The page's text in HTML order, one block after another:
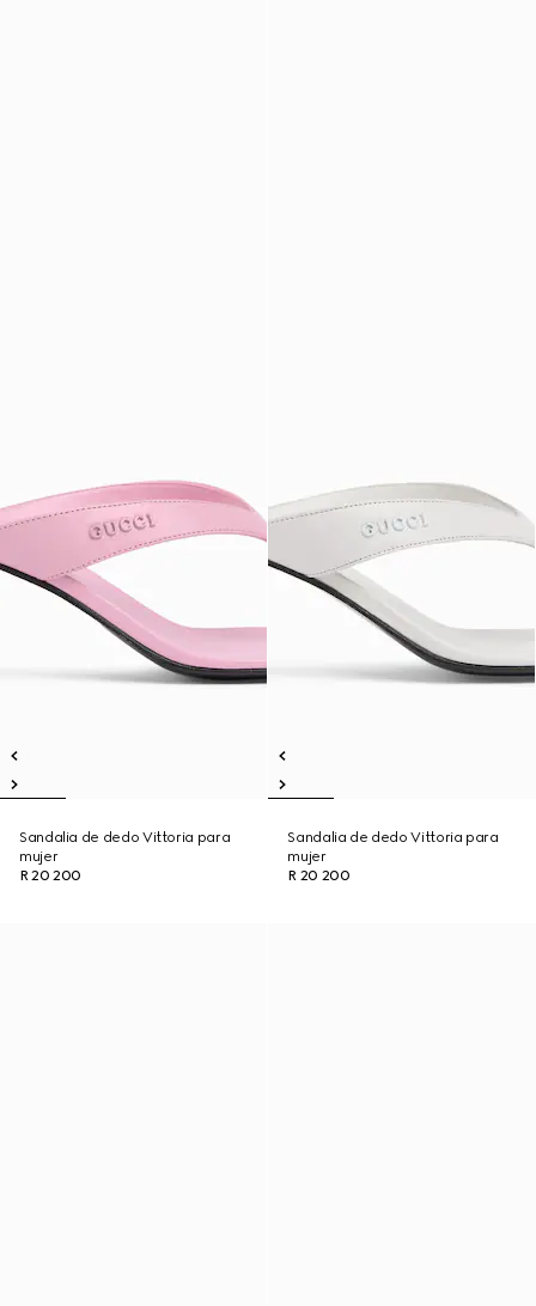
Sandalia de dedo Vittoria para
mujer
R 20 200
Sandalia de dedo Vittoria para
mujer
R 20 200